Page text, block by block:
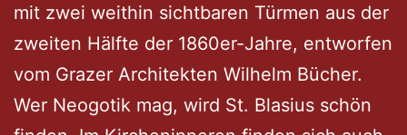
mit zwei weithin sichtbaren Türmen aus der
zweiten Hälfte der 1860er-Jahre, entworfen
vom Grazer Architekten Wilhelm Bücher.
Wer Neogotik mag, wird St. Blasius schön